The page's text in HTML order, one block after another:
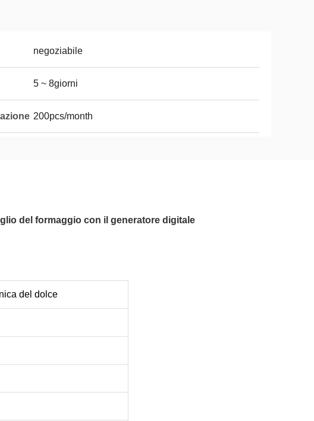
negoziabile
5 ~ 8giorni
200pcs/month
del formaggio con il generatore digitale
del dolce